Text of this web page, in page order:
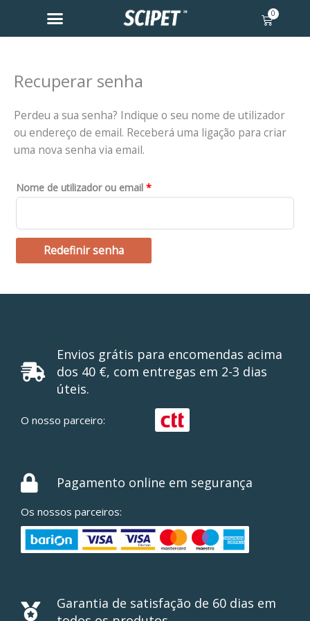
0
Cart
Recuperar senha
Perdeu a sua senha? Indique o seu nome de utilizador
ou endereço de email. Receberá uma ligação para criar
uma nova senha via email.
Nome de utilizador ou email *
Redefinir senha
Envios grátis para encomendas acima
dos 40 €, com entregas em 2-3 dias
úteis.
O nosso parceiro:
Pagamento online em segurança
Os nossos parceiros:
Garantia de satisfação de 60 dias em